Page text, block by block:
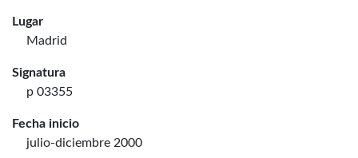
Lugar
Madrid
Signatura
p 03355
Fecha inicio
julio-diciembre 2000